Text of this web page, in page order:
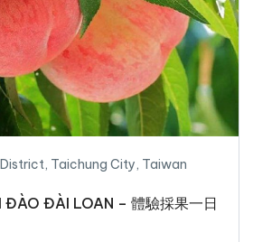
Taichung City, Taiwan
ĐÀO ĐÀI LOAN – 體驗採果一日